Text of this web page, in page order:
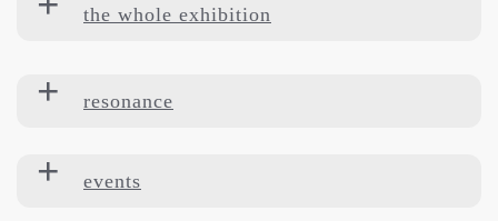
the whole exhibition
resonance
events